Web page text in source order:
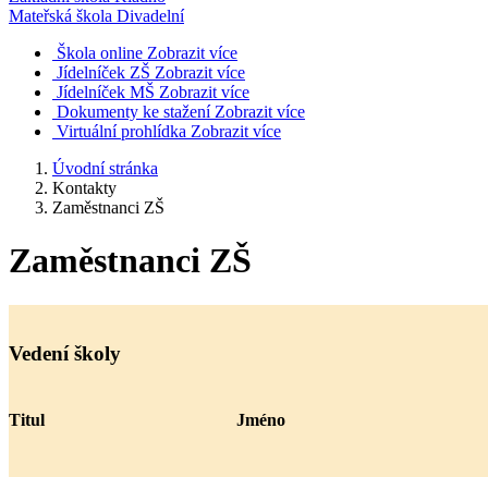
Mateřská škola Divadelní
Škola online Zobrazit více
Jídelníček ZŠ Zobrazit více
Jídelníček MŠ Zobrazit více
Dokumenty ke stažení Zobrazit více
Virtuální prohlídka Zobrazit více
Úvodní stránka
Kontakty
Zaměstnanci ZŠ
Zaměstnanci ZŠ
Vedení školy
Titul Jméno